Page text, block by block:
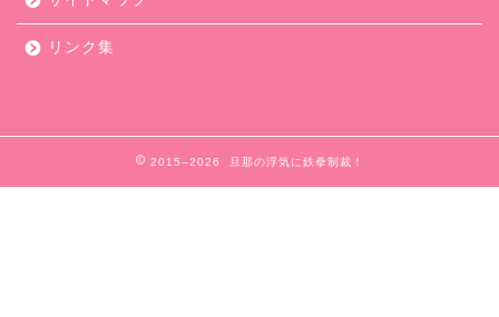
リンク集
2015–2026 旦那の浮気に鉄拳制裁！